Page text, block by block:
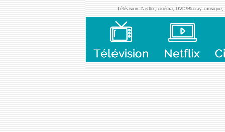
Télévision, Netflix, cinéma, DVD/Blu-ray,